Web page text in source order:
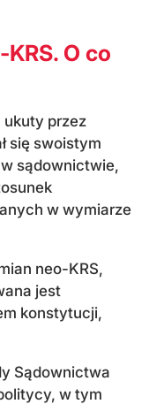
O co
ukuty przez
się swoistym
sądownictwie,
w wymiarze
neo-KRS,
jest
konstytucji,
Sądownictwa
w tym